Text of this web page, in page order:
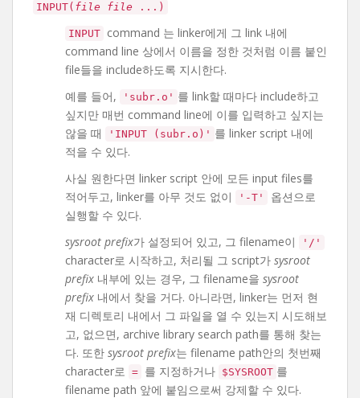
INPUT( file file ...)
INPUT command 는 linker에게 그 link 내에
command line 상에서 이름을 정한 것처럼 이름 붙인
file들을 include하도록 지시한다.
예를 들어,
'subr.o' 를 link할 때마다 include하고
싶지만 매번 command line에 이를 입력하고 싶지는
않을 때
'INPUT (subr.o)' 를 linker script 내에
적을 수 있다.
사실 원한다면 linker script 안에 모든 input files를
적어두고, linker를 아무 것도 없이
'-T'
옵션으로
실행할 수 있다.
sysroot prefix가 설정되어 있고, 그 filename이 '/'
character로 시작하고, 처리될 그 script가 sysroot
prefix 내부에 있는 경우, 그 filename을 sysroot
prefix 내에서 찾을 거다. 아니라면, linker는 먼저 현
재 디렉토리 내에서 그 파일을 열 수 있는지 시도해보
고, 없으면, archive library search path를 통해 찾는
다. 또한 sysroot prefix는 filename path안의 첫번째
character로 = 를 지정하거나 $SYSROOT 를
filename path 앞에 붙임으로써 강제할 수 있다.